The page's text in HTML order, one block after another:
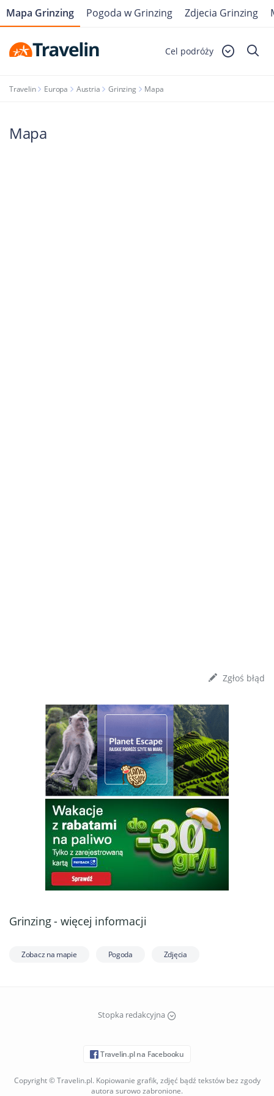
Cel podróży
Travelin Europa Austria Grinzing Mapa
Mapa Grinzing Pogoda w Grinzing Zdjecia Grinzing
Mapa
Zgłoś błąd
Grinzing - więcej informacji
Zobacz na mapie Pogoda Zdjęcia
Stopka redakcyjna
Travelin.pl na Facebooku
Copyright © Travelin.pl. Kopiowanie grafik, zdjęć bądź tekstów bez zgody
autora surowo zabronione.